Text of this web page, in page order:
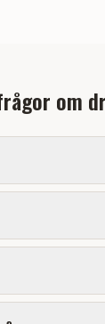
om